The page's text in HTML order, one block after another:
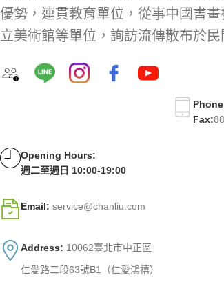
優勢，連貫教育單位，從事中國書
立美術館等單位，詢訪流傳散布於
Fax:
Opening Hours:
週二至週日 10:00-19:00
Email: service@chanliu.com
Address: 10062臺北市中正區
仁愛路二段63號B1（仁愛鴻禧）